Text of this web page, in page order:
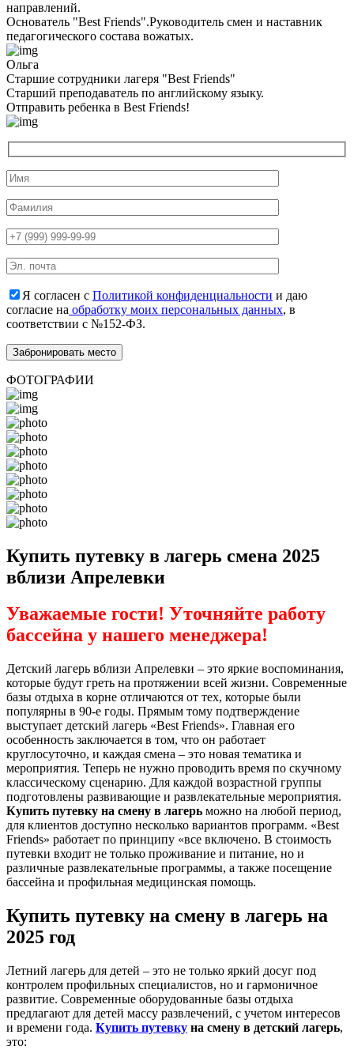
направлений.
Основатель "Best Friends".Руководитель смен и наставник
педагогического состава вожатых.
Ольга
Старшие сотрудники лагеря "Best Friends"
Cтарший преподаватель по английскому языку.
Отправить ребенка в Best Friends!
Я согласен с Политикой конфиденциальности и даю
согласие на обработку моих персональных данных, в
соответствии с №152-ФЗ.
ФОТОГРАФИИ
Купить путевку в лагерь смена 2025
вблизи Апрелевки
Уважаемые гости! Уточняйте работу
бассейна у нашего менеджера!
Детский лагерь вблизи Апрелевки – это яркие воспоминания,
которые будут греть на протяжении всей жизни. Современные
базы отдыха в корне отличаются от тех, которые были
популярны в 90-е годы. Прямым тому подтверждение
выступает детский лагерь «Best Friends». Главная его
особенность заключается в том, что он работает
круглосуточно, и каждая смена – это новая тематика и
мероприятия. Теперь не нужно проводить время по скучному
классическому сценарию. Для каждой возрастной группы
подготовлены развивающие и развлекательные мероприятия.
Купить путевку на смену в лагерь можно на любой период,
для клиентов доступно несколько вариантов программ. «Best
Friends» работает по принципу «все включено. В стоимость
путевки входит не только проживание и питание, но и
различные развлекательные программы, а также посещение
бассейна и профильная медицинская помощь.
Купить путевку на смену в лагерь на
2025 год
Летний лагерь для детей – это не только яркий досуг под
контролем профильных специалистов, но и гармоничное
развитие. Современные оборудованные базы отдыха
предлагают для детей массу развлечений, с учетом интересов
и времени года. Купить путевку на смену в детский лагерь,
это: